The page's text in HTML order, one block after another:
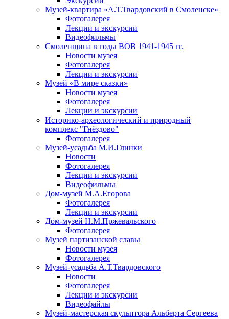
Музей-квартира «А.Т.Твардовский в Смоленске»
Фотогалерея
Лекции и экскурсии
Видеофильмы
Смоленщина в годы ВОВ 1941-1945 гг.
Новости музея
Фотогалерея
Лекции и экскурсии
Музей «В мире сказки»
Новости музея
Фотогалерея
Лекции и экскурсии
Историко-археологический и природный
комплекс "Гнёздово"
Фотогалерея
Музей-усадьба М.И.Глинки
Новости
Фотогалерея
Лекции и экскурсии
Видеофильмы
Дом-музей М.А.Егорова
Фотогалерея
Лекции и экскурсии
Дом-музей Н.М.Пржевальского
Фотогалерея
Музей партизанской славы
Новости музея
Фотогалерея
Музей-усадьба А.Т.Твардовского
Новости
Фотогалерея
Лекции и экскурсии
Видеофайлы
Музей-мастерская скульптора Альберта Сергеева